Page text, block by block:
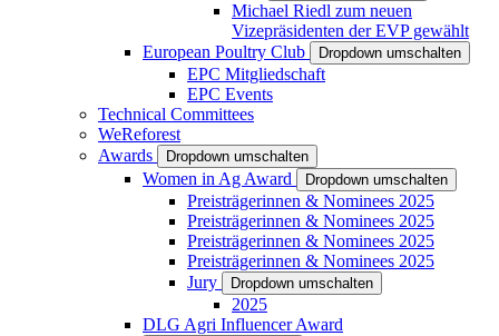
Michael Riedl zum neuen
Vizepräsidenten der EVP gewählt
European Poultry Club
Dropdown umschalten
EPC Mitgliedschaft
EPC Events
Technical Committees
WeReforest
Awards
Dropdown umschalten
Women in Ag Award Dropdown umschalten
Preisträgerinnen & Nominees 2025
Preisträgerinnen & Nominees 2025
Preisträgerinnen & Nominees 2025
Preisträgerinnen & Nominees 2025
Jury
Dropdown umschalten
2025
DLG Agri Influencer Award